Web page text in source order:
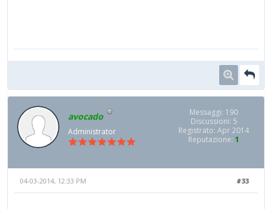
avocado
Administrator
Messaggi: 190
Discussioni: 5
Registrato: Apr 2014
Reputazione: 1
#33
04-03-2014, 12:33 PM